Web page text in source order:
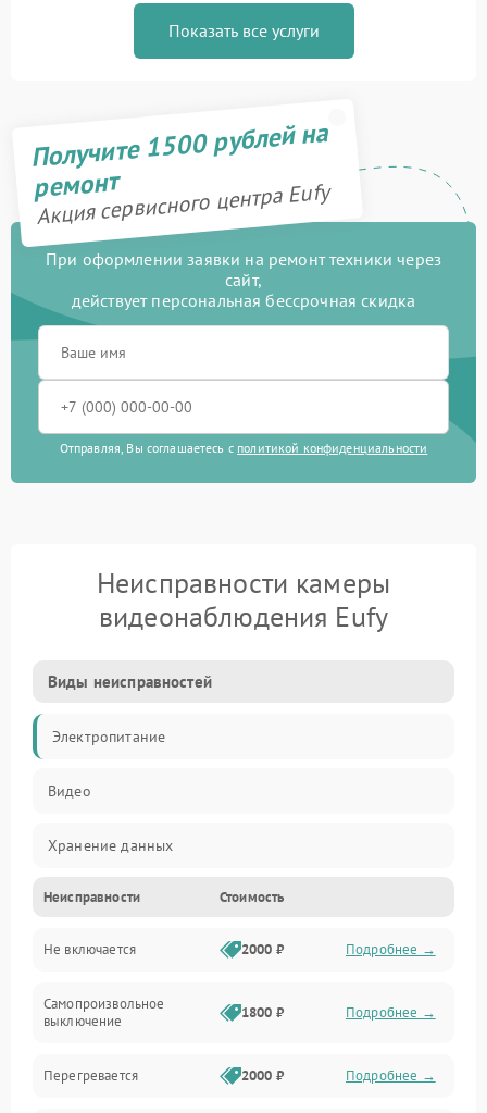
Показать все услуги
Получите 1500 рублей на
ремонт
Акция сервисного центра Eufy
При оформлении заявки на ремонт техники через
сайт,
действует персональная бессрочная скидка
Отправляя, Вы соглашаетесь с политикой конфиденциальности
Неисправности камеры
видеонаблюдения Eufy
Виды неисправностей
Электропитание
Видео
Хранение данных
Неисправности Стоимость
Не включается 2000 ₽ Подробнее →
Самопроизвольное
выключение
1800 ₽ Подробнее →
Перегревается 2000 ₽ Подробнее →